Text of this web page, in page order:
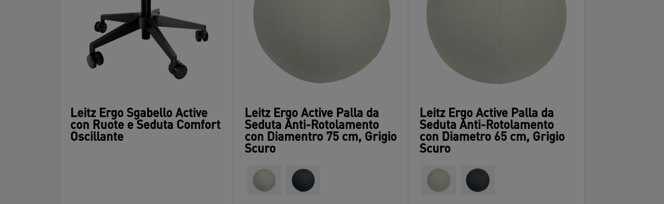
Leitz Ergo Sgabello Active
con Ruote e Seduta Comfort
Oscillante
Leitz Ergo Active Palla da
Seduta Anti-Rotolamento
con Diamentro 75 cm, Grigio
Scuro
Leitz Ergo Active Palla da
Seduta Anti-Rotolamento
con Diametro 65 cm, Grigio
Scuro